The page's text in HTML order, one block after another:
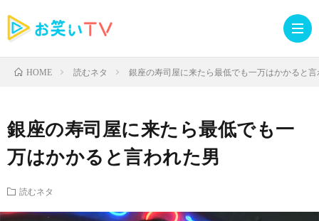
HOME 読むネタ 銀座の寿司屋に来たら最低でも一万はかかると
銀座の寿司屋に来たら最低でも一
万はかかると言われた男
読むネタ